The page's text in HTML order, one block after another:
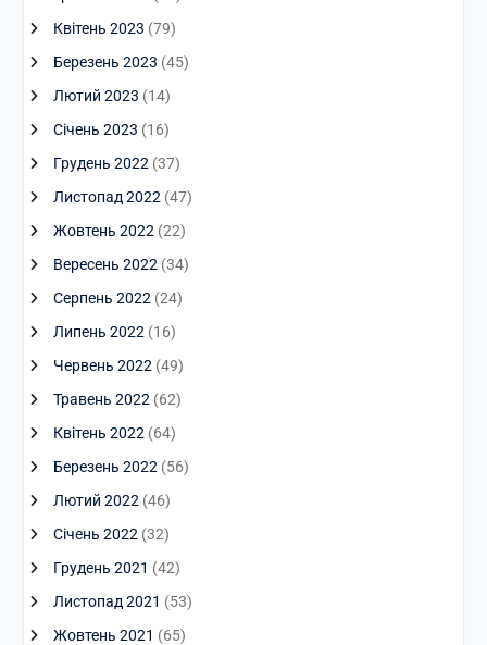
Квітень 2023 (79)
Березень 2023 (45)
Лютий 2023 (14)
Січень 2023 (16)
Грудень 2022 (37)
Листопад 2022 (47)
Жовтень 2022 (22)
Вересень 2022 (34)
Серпень 2022 (24)
Липень 2022 (16)
Червень 2022 (49)
Травень 2022 (62)
Квітень 2022 (64)
Березень 2022 (56)
Лютий 2022 (46)
Січень 2022 (32)
Грудень 2021 (42)
Листопад 2021 (53)
Жовтень 2021 (65)